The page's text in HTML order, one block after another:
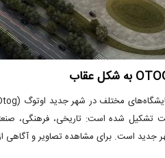
تشکیل شده است: تاریخی، فرهنگی،
جدید است. برای مشاهده تصاویر و